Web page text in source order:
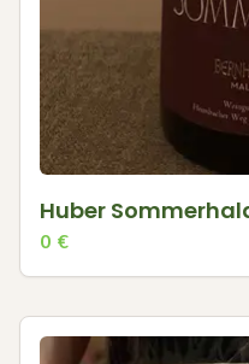
Huber
0 €